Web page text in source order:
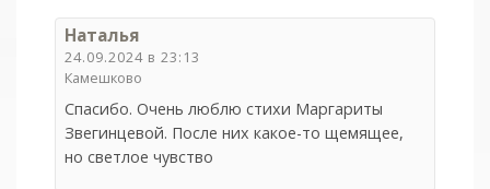
Наталья
24.09.2024 в 23:13
Камешково
Спасибо. Очень люблю стихи Маргариты
Звегинцевой. После них какое-то щемящее,
но светлое чувство